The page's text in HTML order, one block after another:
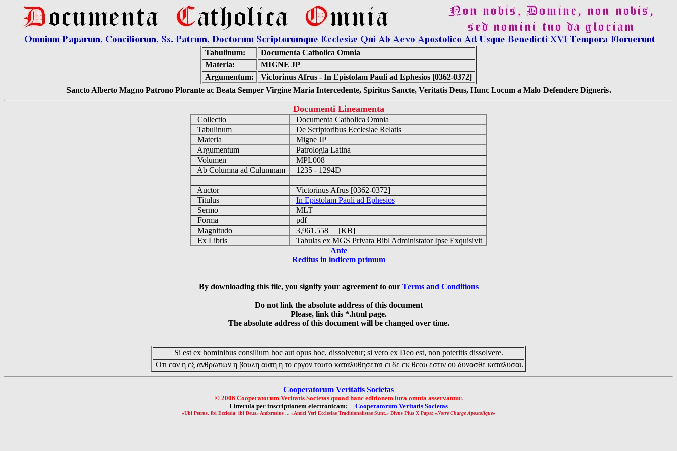
Tabulinum:
Documenta Catholica Omnia
Materia:
MIGNE JP
Argumentum:
Victorinus Afrus - In Epistolam Pauli ad Ephesios [0362-0372]
Sancto Alberto Magno Patrono Plorante ac Beata Semper Virgine Maria Intercedente, Spiritus Sancte, Veritatis Deus, Hunc Locum a Malo Defendere Digneris.
Documenti Lineamenta
Collectio
Documenta Catholica Omnia
Tabulinum
De Scriptoribus Ecclesiae Relatis
Materia
Migne JP
Argumentum
Patrologia Latina
Volumen
MPL008
Ab Columna ad Culumnam
1235 - 1294D
Auctor
Victorinus Afrus [0362-0372]
Titulus
In Epistolam Pauli ad Ephesios
Sermo
MLT
Forma
pdf
Magnitudo
3,961.558 [KB]
Ex Libris
Tabulas ex MGS Privata Bibl Administator Ipse Exquisivit
Ante
Reditus in indicem primum
By downloading this file, you signify your agreement to our Terms and Conditions
Do not link the absolute address of this document
Please, link this *.html page.
The absolute address of this document will be changed over time.
Si est ex hominibus consilium hoc aut opus hoc, dissolvetur; si vero ex Deo est, non poteritis dissolvere.
Οτι εαν η εξ ανθρωπων η βουλη αυτη η το εργον τουτο καταλυθησεται ει δε εκ θεου εστιν ου δυνασθε καταλυσαι.
Cooperatorum Veritatis Societas
© 2006 Cooperatorum Veritatis Societas quoad hanc editionem iura omnia asservantur.
Litterula per inscriptionem electronicam: Cooperatorum Veritatis Societas
«Ubi Petrus, ibi Ecclesia, ibi Deus» Ambrosius ... «Amici Veri Ecclesiae Traditionalistae Sunt.» Divus Pius X Papa: «Notre Charge Apostolique»